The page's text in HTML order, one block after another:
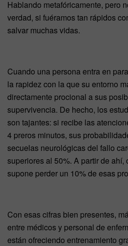
Hablando metafóricamente, pero
verdad, si fuéramos tan rápidos
salvar muchas vidas.
Cuando una persona entra en
la rapidez con la que su entorno
directamente procional a sus
supervivencia. De hecho, los
son tajantes: si recibe las
4 preros minutos, sus
secuelas neurológicas del fallo
superiores al 50%. A partir de ahí,
supone perder un 10% de esas
Con esas cifras bien presentes,
entre médicos y personal de
están ofreciendo entrenamiento